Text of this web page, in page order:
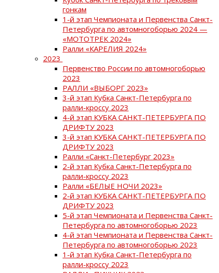
гонкам
1-й этап Чемпионата и Первенства Санкт-
Петербурга по автомногоборью 2024 —
«МОТОТРЕК 2024»
Ралли «КАРЕЛИЯ 2024»
2023
Первенство России по автомногоборью
2023
РАЛЛИ «ВЫБОРГ 2023»
3-й этап Кубка Санкт-Петербурга по
ралли-кроссу 2023
4-й этап КУБКА САНКТ-ПЕТЕРБУРГА ПО
ДРИФТУ 2023
3-й этап КУБКА САНКТ-ПЕТЕРБУРГА ПО
ДРИФТУ 2023
Ралли «Санкт-Петербург 2023»
2-й этап Кубка Санкт-Петербурга по
ралли-кроссу 2023
Ралли «БЕЛЫЕ НОЧИ 2023»
2-й этап КУБКА САНКТ-ПЕТЕРБУРГА ПО
ДРИФТУ 2023
5-й этап Чемпионата и Первенства Санкт-
Петербурга по автомногоборью 2023
4-й этап Чемпионата и Первенства Санкт-
Петербурга по автомногоборью 2023
1-й этап Кубка Санкт-Петербурга по
ралли-кроссу 2023